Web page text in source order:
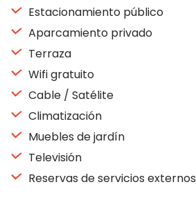
Estacionamiento público
Aparcamiento privado
Terraza
Wifi gratuito
Cable / Satélite
Climatización
Muebles de jardín
Televisión
Reservas de servicios externos